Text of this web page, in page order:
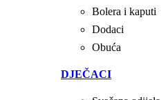
Bolera i kaputi
Dodaci
Obuća
DJEČACI